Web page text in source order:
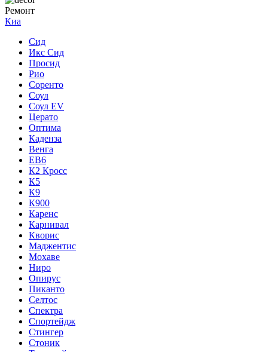
Ремонт
Киа
Сид
Икс Сид
Просид
Рио
Соренто
Соул
Соул EV
Церато
Оптима
Каденза
Венга
ЕВ6
К2 Кросс
К5
К9
К900
Каренс
Карнивал
Кворис
Маджентис
Мохаве
Ниро
Опирус
Пиканто
Селтос
Спектра
Спортейдж
Стингер
Стоник